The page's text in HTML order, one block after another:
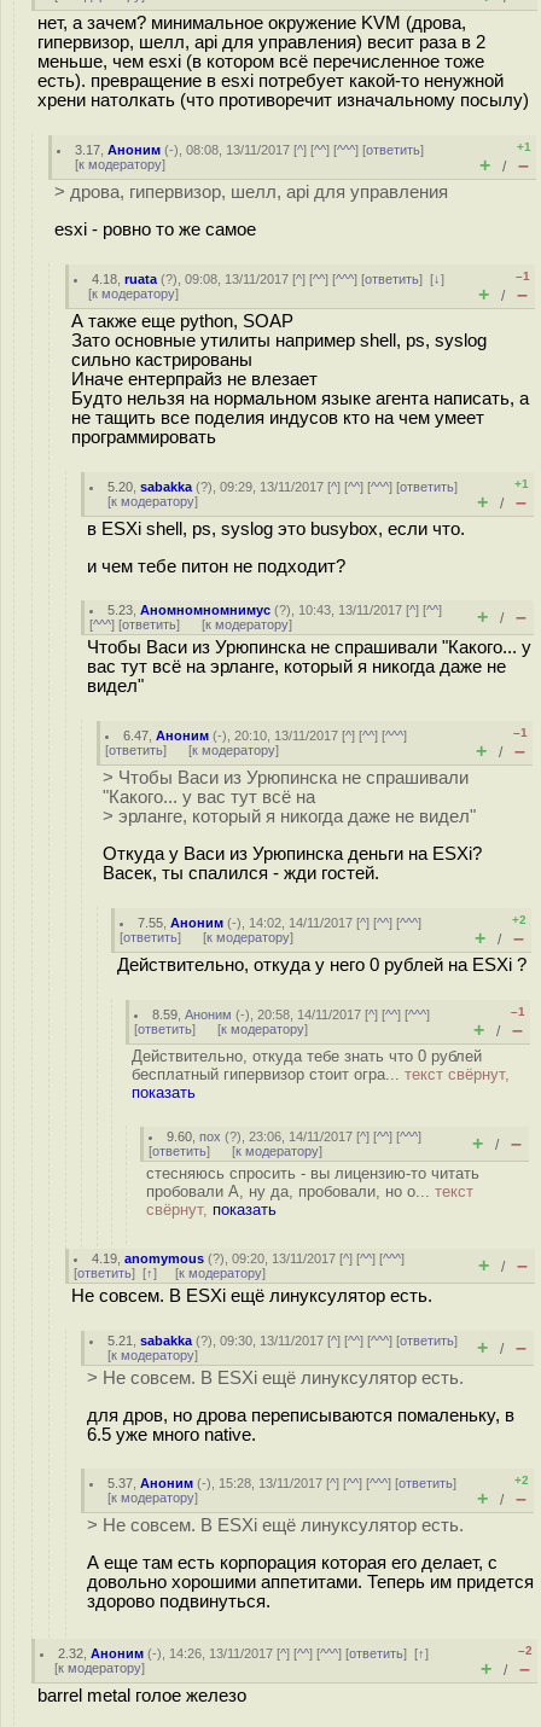
нет, а зачем? минимальное окружение KVM (дрова,
гипервизор, шелл, api для управления) весит раза в 2
меньше, чем esxi (в котором всё перечисленное тоже
есть). превращение в esxi потребует какой-то ненужной
хрени натолкать (что противоречит изначальному посылу)
3.17 ,Аноним (-), 08:08, 13/11/2017 [^] [^^] [^^^] [ответить]
[к модератору]
+1
+ / –
> дрова, гипервизор, шелл, api для управления
esxi - ровно то же самое
4.18 ,ruata (?), 09:08, 13/11/2017 [^] [^^] [^^^] [ответить][↓]
[к модератору]
–1
+ / –
А также еще python, SOAP
Зато основные утилиты например shell, ps, syslog
сильно кастрированы
Иначе ентерпрайз не влезает
Будто нельзя на нормальном языке агента написать, а
не тащить все поделия индусов кто на чем умеет
программировать
5.20 ,sabakka (?), 09:29, 13/11/2017 [^] [^^] [^^^] [ответить]
[к модератору]
+1
+ / –
в ESXi shell, ps, syslog это busybox, если что.
и чем тебе питон не подходит?
5.23 ,Аномномномнимус (?), 10:43, 13/11/2017 [^] [^^]
[^^^] [ответить] [к модератору] + / –
Чтобы Васи из Урюпинска не спрашивали "Какого... у
вас тут всё на эрланге, который я никогда даже не
видел"
6.47 ,Аноним (-), 20:10, 13/11/2017 [^] [^^] [^^^]
[ответить] [к модератору]
–1
+ / –
> Чтобы Васи из Урюпинска не спрашивали
"Какого... у вас тут всё на
> эрланге, который я никогда даже не видел"
Откуда у Васи из Урюпинска деньги на ESXi?
Васек, ты спалился - жди гостей.
7.55 ,Аноним (-), 14:02, 14/11/2017 [^] [^^] [^^^]
[ответить] [к модератору]
+2
+ / –
Действительно, откуда у него 0 рублей на ESXi ?
8.59 ,Аноним (-), 20:58, 14/11/2017 [^] [^^] [^^^]
[ответить] [к модератору]
–1
+ / –
Действительно, откуда тебе знать что 0 рублей
бесплатный гипервизор стоит огра... текст свёрнут,
показать
9.60 ,пох (?), 23:06, 14/11/2017 [^] [^^] [^^^]
[ответить] [к модератору] + / –
стесняюсь спросить - вы лицензию-то читать
пробовали А, ну да, пробовали, но о... текст
свёрнут, показать
4.19 ,anomymous (?), 09:20, 13/11/2017 [^] [^^] [^^^]
[ответить] [↑] [к модератору] + / –
Не совсем. В ESXi ещё линуксулятор есть.
5.21 ,sabakka (?), 09:30, 13/11/2017 [^] [^^] [^^^] [ответить]
[к модератору] + / –
> Не совсем. В ESXi ещё линуксулятор есть.
для дров, но дрова переписываются помаленьку, в
6.5 уже много native.
5.37 ,Аноним (-), 15:28, 13/11/2017 [^] [^^] [^^^] [ответить]
[к модератору]
+2
+ / –
> Не совсем. В ESXi ещё линуксулятор есть.
А еще там есть корпорация которая его делает, с
довольно хорошими аппетитами. Теперь им придется
здорово подвинуться.
2.32 ,Аноним (-), 14:26, 13/11/2017 [^] [^^] [^^^] [ответить][↑]
[к модератору]
–2
+ / –
barrel metal голое железо